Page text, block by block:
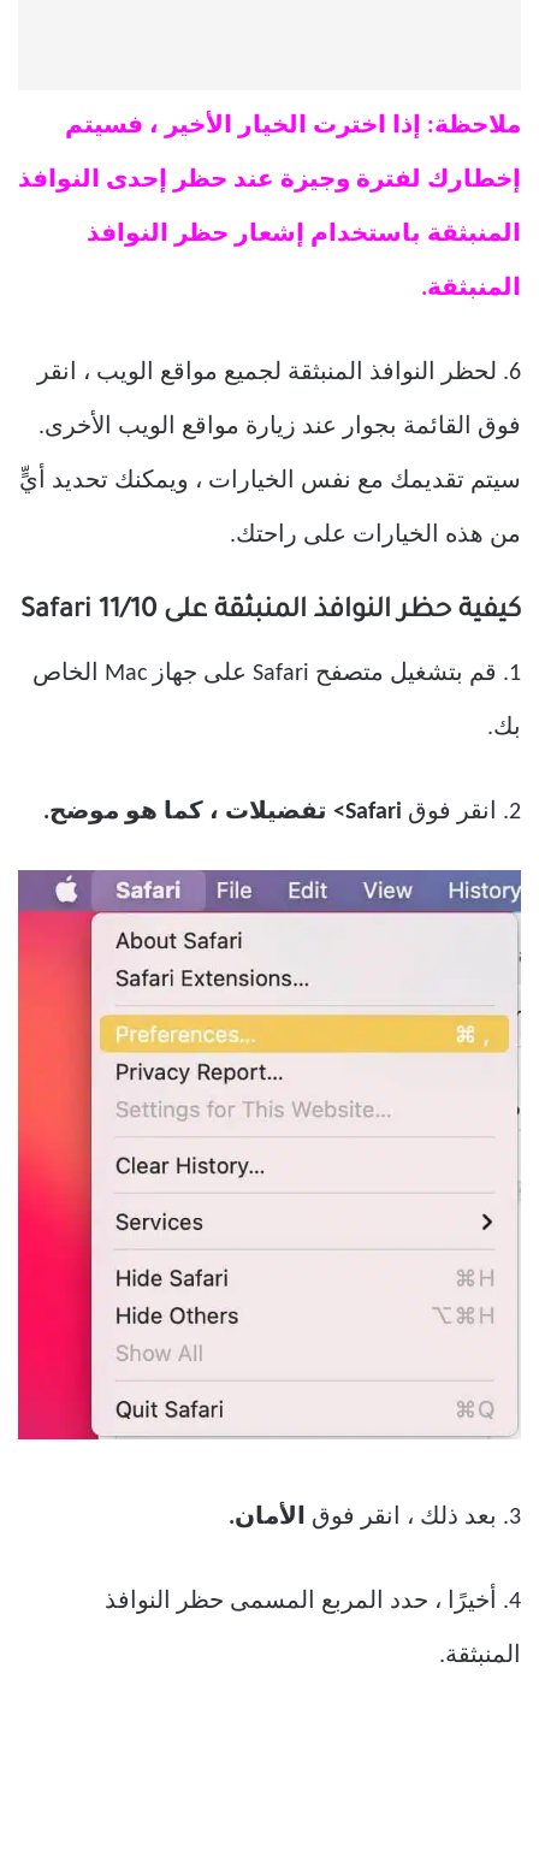
ملاحظة: إذا اخترت الخيار الأخير ، فسيتم
إخطارك لفترة وجيزة عند حظر إحدى النوافذ
المنبثقة باستخدام إشعار حظر النوافذ
المنبثقة.
6. لحظر النوافذ المنبثقة لجميع مواقع الويب ، انقر
فوق القائمة بجوار عند زيارة مواقع الويب الأخرى.
سيتم تقديمك مع نفس الخيارات ، ويمكنك تحديد أيٍّ
من هذه الخيارات على راحتك.
كيفية حظر النوافذ المنبثقة على Safari 11/10
1. قم بتشغيل متصفح Safari على جهاز Mac الخاص
بك.
2. انقر فوق
3. بعد ذلك ، انقر فوق الأمان.
4. أخيرًا ، حدد المربع المسمى حظر النوافذ
المنبثقة.